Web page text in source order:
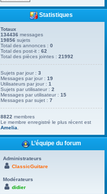
Statistiques
Totaux
134436 messages
19856 sujets
Total des annonces :0
Total des post-it :62
Total des pièces jointes :21992
Sujets par jour :3
Messages par jour :19
Utilisateurs par jour :1
Sujets par utilisateur :2
Messages par utilisateur :15
Messages par sujet :7
8822 membres
Le membre enregistré le plus récent est
Amelia
L’équipe du forum
Administrateurs
ClassicGuitare
Modérateurs
didier